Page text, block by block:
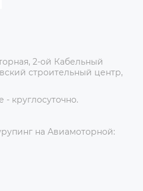
2-ой Кабельный
строительный центр,
- круглосуточно.
на Авиамоторной: